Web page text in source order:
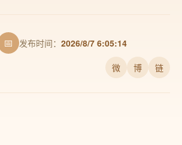
📅 发布时间： 2026/8/7 6:05:14
微 博 链